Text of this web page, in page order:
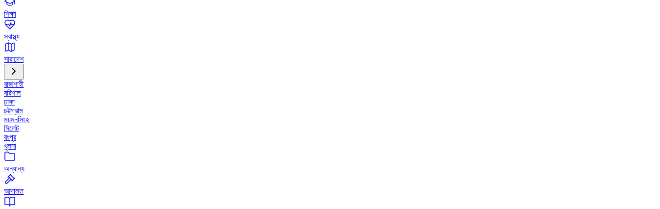
শিক্ষা
স্বাস্থ্য
সারাদেশ
রাজশাহী
বরিশাল
ঢাকা
চট্টগ্রাম
ময়মনসিংহ
সিলেট
রংপুর
খুলনা
অন্যান্য
আদালত